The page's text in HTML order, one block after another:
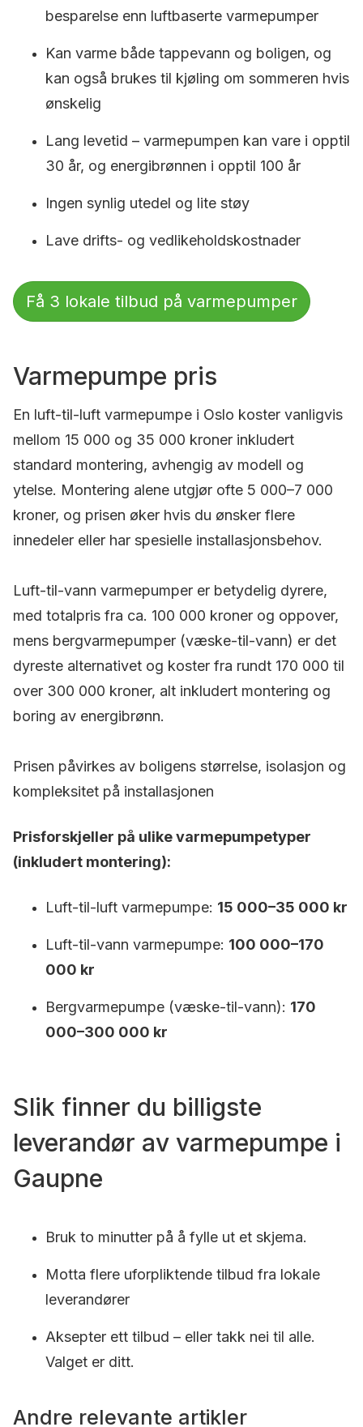
besparelse enn luftbaserte varmepumper
Kan varme både tappevann og boligen, og
kan også brukes til kjøling om sommeren hvis
ønskelig
Lang levetid – varmepumpen kan vare i opptil
30 år, og energibrønnen i opptil 100 år
Ingen synlig utedel og lite støy
Lave drifts- og vedlikeholdskostnader
Få 3 lokale tilbud på varmepumper
Varmepumpe pris
En luft-til-luft varmepumpe i Oslo koster vanligvis
mellom 15 000 og 35 000 kroner inkludert
standard montering, avhengig av modell og
ytelse. Montering alene utgjør ofte 5 000–7 000
kroner, og prisen øker hvis du ønsker flere
innedeler eller har spesielle installasjonsbehov.
Luft-til-vann varmepumper er betydelig dyrere,
med totalpris fra ca. 100 000 kroner og oppover,
mens bergvarmepumper (væske-til-vann) er det
dyreste alternativet og koster fra rundt 170 000 til
over 300 000 kroner, alt inkludert montering og
boring av energibrønn.
Prisen påvirkes av boligens størrelse, isolasjon og
kompleksitet på installasjonen
Prisforskjeller på ulike varmepumpetyper
(inkludert montering):
Luft-til-luft varmepumpe: 15 000–35 000 kr
Luft-til-vann varmepumpe: 100 000–170
000 kr
Bergvarmepumpe (væske-til-vann): 170
000–300 000 kr
Slik finner du billigste
leverandør av varmepumpe i
Gaupne
Bruk to minutter på å fylle ut et skjema.
Motta flere uforpliktende tilbud fra lokale
leverandører
Aksepter ett tilbud – eller takk nei til alle.
Valget er ditt.
Andre relevante artikler